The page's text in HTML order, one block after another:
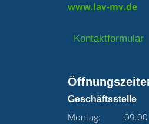
www.lav-mv.de
Kontaktformular
Geschäftsstelle
Montag: 09.00